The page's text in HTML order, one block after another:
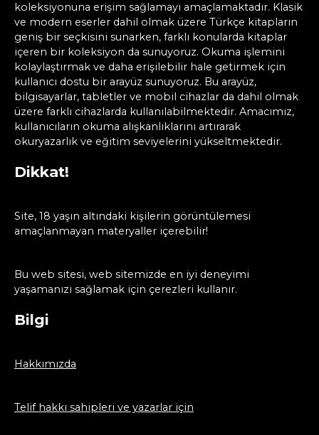
koleksiyonuna erişim sağlamayı amaçlamaktadır. Klasik
ve modern eserler dahil olmak üzere Türkçe kitapların
geniş bir seçkisini sunarken, farklı konularda kitaplar
içeren bir koleksiyon da sunuyoruz. Okuma işlemini
kolaylaştırmak ve daha erişilebilir hale getirmek için
kullanıcı dostu bir arayüz sunuyoruz. Bu arayüz,
bilgisayarlar, tabletler ve mobil cihazlar da dahil olmak
üzere farklı cihazlarda kullanılabilmektedir. Amacımız,
kullanıcıların okuma alışkanlıklarını artırarak
okuryazarlık ve eğitim seviyelerini yükseltmektedir.
Dikkat!
Site, 18 yaşın altındaki kişilerin görüntülemesi
amaçlanmayan materyaller içerebilir!
Bu web sitesi, web sitemizde en iyi deneyimi
yaşamanızı sağlamak için çerezleri kullanır.
Bilgi
Hakkımızda
Telif hakkı sahipleri ve yazarlar için